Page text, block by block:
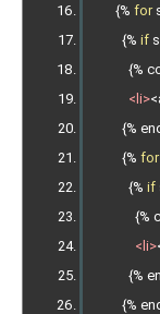
{% for
{% if
{%
<li><
{%
{% for
{% if
{%
<li>
{%
{%